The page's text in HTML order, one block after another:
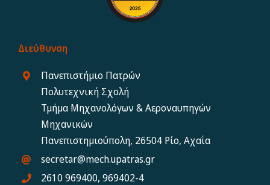
Διεύθυνση
Πανεπιστήμιο Πατρών
Πολυτεχνική Σχολή
Τμήμα Μηχανολόγων & Αεροναυπηγών
Μηχανικών
Πανεπιστημιούπολη, 26504 Ρίο, Αχαΐα
secretar@mech.upatras.gr
2610 969400, 969402-4